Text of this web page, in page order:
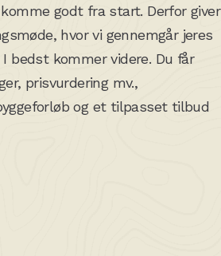
godt fra start. Derfor giver
hvor vi gennemgår jeres
bedst kommer videre. Du får
prisvurdering mv.,
og et tilpasset tilbud